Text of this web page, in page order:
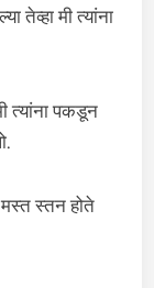
तेव्हा मी त्यांना
त्यांना पकडून
स्तन होते